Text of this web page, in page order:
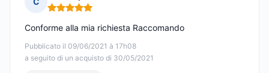
Nota: 5 su 5
Pubblicato il 09/06/2021 à 17h08
a seguito di un acquisto di 30/05/2021
Conforme alla mia richiesta Raccomando